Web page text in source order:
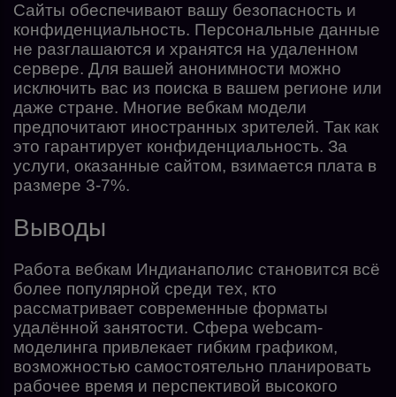
Сайты обеспечивают вашу безопасность и
конфиденциальность. Персональные данные
не разглашаются и хранятся на удаленном
сервере. Для вашей анонимности можно
исключить вас из поиска в вашем регионе или
даже стране. Многие вебкам модели
предпочитают иностранных зрителей. Так как
это гарантирует конфиденциальность. За
услуги, оказанные сайтом, взимается плата в
размере 3-7%.
Выводы
Работа вебкам Индианаполис становится всё
более популярной среди тех, кто
рассматривает современные форматы
удалённой занятости. Сфера webcam-
моделинга привлекает гибким графиком,
возможностью самостоятельно планировать
рабочее время и перспективой высокого